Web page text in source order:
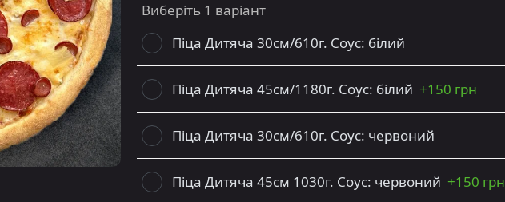
Виберіть 1 варіант
Піца Дитяча 30см/610г. Соус: білий
Піца Дитяча 45см/1180г. Соус: білий +150 грн
Піца Дитяча 30см/610г. Соус: червоний
Піца Дитяча 45см 1030г. Соус: червоний +150 грн